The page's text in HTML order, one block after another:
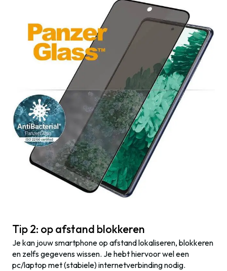
Tip 2: op afstand blokkeren
Je kan jouw smartphone op afstand lokaliseren, blokkeren
en zelfs gegevens wissen. Je hebt hiervoor wel een
pc/laptop met (stabiele) internetverbinding nodig.